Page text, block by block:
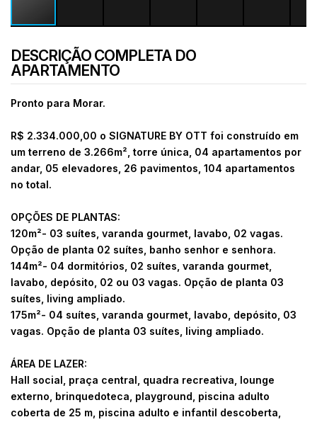
DESCRIÇÃO COMPLETA DO
APARTAMENTO
Pronto para Morar.
R$ 2.334.000,00 o SIGNATURE BY OTT foi construído em
um terreno de 3.266m², torre única, 04 apartamentos por
andar, 05 elevadores, 26 pavimentos, 104 apartamentos
no total.
OPÇÕES DE PLANTAS:
120m²- 03 suítes, varanda gourmet, lavabo, 02 vagas.
Opção de planta 02 suítes, banho senhor e senhora.
144m²- 04 dormitórios, 02 suítes, varanda gourmet,
lavabo, depósito, 02 ou 03 vagas. Opção de planta 03
suítes, living ampliado.
175m²- 04 suítes, varanda gourmet, lavabo, depósito, 03
vagas. Opção de planta 03 suítes, living ampliado.
ÁREA DE LAZER:
Hall social, praça central, quadra recreativa, lounge
externo, brinquedoteca, playground, piscina adulto
coberta de 25 m, piscina adulto e infantil descoberta,